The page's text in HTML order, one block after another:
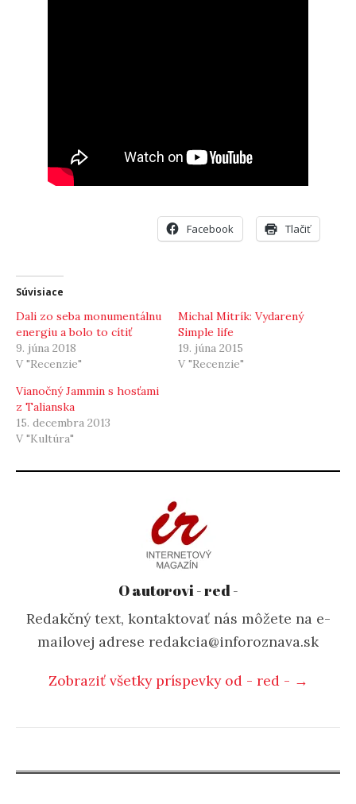
Facebook Tlačiť
Súvisiace
Dali zo seba monumentálnu
energiu a bolo to cítiť
9. júna 2018
V "Recenzie"
Michal Mitrík: Vydarený
Simple life
19. júna 2015
V "Recenzie"
Vianočný Jammin s hosťami
z Talianska
15. decembra 2013
V "Kultúra"
O autorovi - red -
Redakčný text, kontaktovať nás môžete na e-
mailovej adrese redakcia@inforoznava.sk
Zobraziť všetky príspevky od - red - →